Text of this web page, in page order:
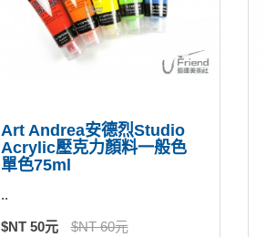
Art Andrea安德烈Studio
Acrylic壓克力顏料一般色
單色75ml
..
$NT 50元 $NT 60元